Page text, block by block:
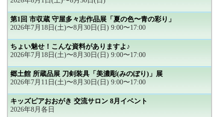
第1回 市収蔵 守屋多々志作品展「夏の色〜青の彩り」
2026年7月18日(土)〜8月30日(日) 9:00〜17:00
ちょい魅せ！こんな資料がありますよ♪
2026年7月18日(土)〜8月30日(日) 9:00〜17:00
郷土館 所蔵品展 刀剣装具「美濃彫(みのぼり)」展
2026年7月11日(土)〜8月30日(日) 9:00〜17:00
キッズピアおおがき 交流サロン 8月イベント
2026年8月各日